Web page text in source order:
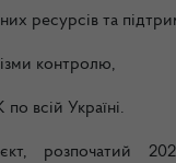
ресурсів та
контролю,
всій Україні.
розпочатий